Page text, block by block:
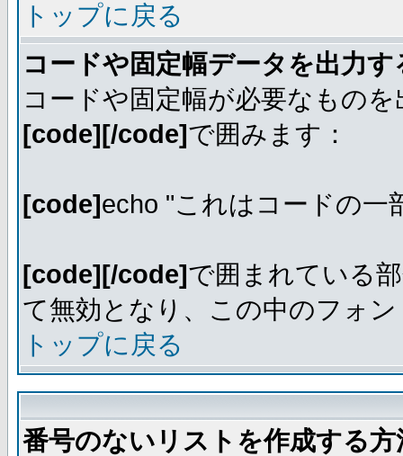
トップに戻る
コードや固定幅データを出力す
コードや固定幅が必要なもの
[code][/code]で囲みます：
[code]echo "これはコードの一
[code][/code]で囲まれている
て無効となり、この中のフォ
トップに戻る
番号のないリストを作成する方